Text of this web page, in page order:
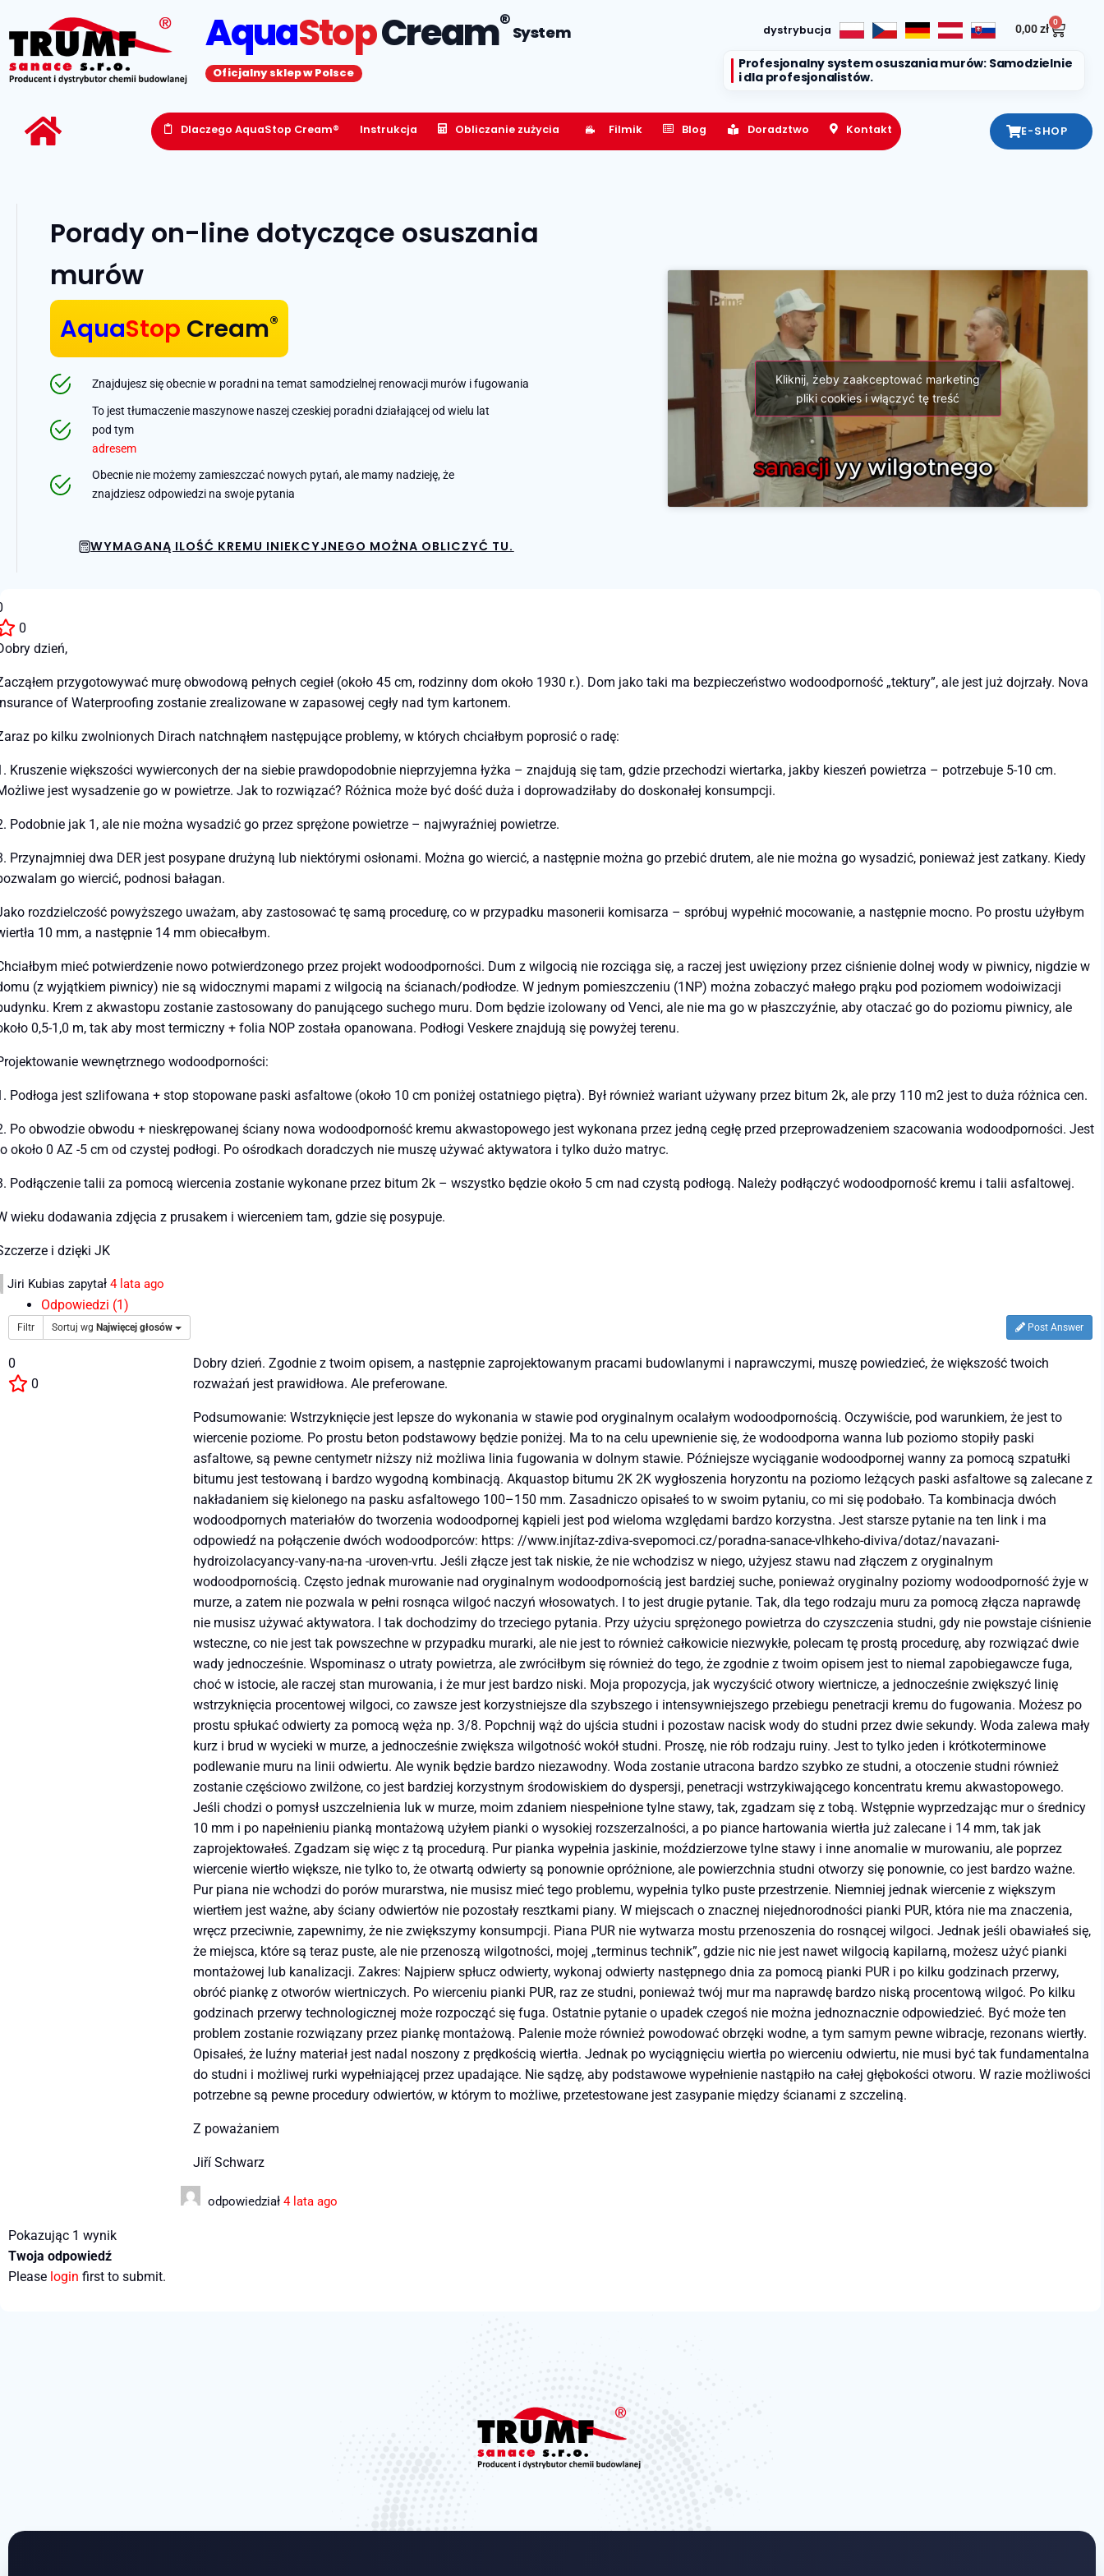
AquaStopCream®System
Oficjalny sklep w Polsce
dystrybucja 0,00zł
0
Profesjonalny system osuszania murów: Samodzielnie
i dla profesjonalistów.
Dlaczego AquaStop Cream® Instrukcja Obliczanie zużycia Filmik Blog Doradztwo Kontakt E-SHOP
Porady on-line dotyczące osuszania
murów
AquaStop Cream®
Znajdujesz się obecnie w poradni na temat samodzielnej renowacji murów i fugowania
To jest tłumaczenie maszynowe naszej czeskiej poradni działającej od wielu lat
pod tym
adresem
Obecnie nie możemy zamieszczać nowych pytań, ale mamy nadzieję, że
znajdziesz odpowiedzi na swoje pytania
WYMAGANĄ ILOŚĆ KREMU INIEKCYJNEGO MOŻNA OBLICZYĆ TU.
Kliknij, żeby zaakceptować marketing
pliki cookies i włączyć tę treść
0
dzień,
przygotowywać murę obwodową pełnych cegieł (około 45 cm, rodzinny dom około 1930 r.). Dom jako taki ma bezpieczeństwo wodoodporność „tektury”, ale jest już dojrzały. Nova
of Waterproofing zostanie zrealizowane w zapasowej cegły nad tym kartonem.
po kilku zwolnionych Dirach natchnąłem następujące problemy, w których chciałbym poprosić o radę:
Kruszenie większości wywierconych der na siebie prawdopodobnie nieprzyjemna łyżka – znajdują się tam, gdzie przechodzi wiertarka, jakby kieszeń powietrza – potrzebuje 5-10 cm.
jest wysadzenie go w powietrze. Jak to rozwiązać? Różnica może być dość duża i doprowadziłaby do doskonałej konsumpcji.
Podobnie jak 1, ale nie można wysadzić go przez sprężone powietrze – najwyraźniej powietrze.
Przynajmniej dwa DER jest posypane drużyną lub niektórymi osłonami. Można go wiercić, a następnie można go przebić drutem, ale nie można go wysadzić, ponieważ jest zatkany. Kiedy
go wiercić, podnosi bałagan.
rozdzielczość powyższego uważam, aby zastosować tę samą procedurę, co w przypadku masonerii komisarza – spróbuj wypełnić mocowanie, a następnie mocno. Po prostu użyłbym
10 mm, a następnie 14 mm obiecałbym.
mieć potwierdzenie nowo potwierdzonego przez projekt wodoodporności. Dum z wilgocią nie rozciąga się, a raczej jest uwięziony przez ciśnienie dolnej wody w piwnicy, nigdzie w
(z wyjątkiem piwnicy) nie są widocznymi mapami z wilgocią na ścianach/podłodze. W jednym pomieszczeniu (1NP) można zobaczyć małego prąku pod poziomem wodoiwizacji
Krem z akwastopu zostanie zastosowany do panującego suchego muru. Dom będzie izolowany od Venci, ale nie ma go w płaszczyźnie, aby otaczać go do poziomu piwnicy, ale
0,5-1,0 m, tak aby most termiczny + folia NOP została opanowana. Podłogi Veskere znajdują się powyżej terenu.
wewnętrznego wodoodporności:
Podłoga jest szlifowana + stop stopowane paski asfaltowe (około 10 cm poniżej ostatniego piętra). Był również wariant używany przez bitum 2k, ale przy 110 m2 jest to duża różnica cen.
Po obwodzie obwodu + nieskrępowanej ściany nowa wodoodporność kremu akwastopowego jest wykonana przez jedną cegłę przed przeprowadzeniem szacowania wodoodporności. Jest
około 0 AZ -5 cm od czystej podłogi. Po ośrodkach doradczych nie muszę używać aktywatora i tylko dużo matryc.
Podłączenie talii za pomocą wiercenia zostanie wykonane przez bitum 2k – wszystko będzie około 5 cm nad czystą podłogą. Należy podłączyć wodoodporność kremu i talii asfaltowej.
wieku dodawania zdjęcia z prusakem i wierceniem tam, gdzie się posypuje.
i dzięki JK
Jiri Kubias zapytał 4 lata ago
Odpowiedzi (1)
Filtr Sortuj wg Najwięcej głosów Post Answer
0
0
Dobry dzień. Zgodnie z twoim opisem, a następnie zaprojektowanym pracami budowlanymi i naprawczymi, muszę powiedzieć, że większość twoich
rozważań jest prawidłowa. Ale preferowane.
Podsumowanie: Wstrzyknięcie jest lepsze do wykonania w stawie pod oryginalnym ocalałym wodoodpornością. Oczywiście, pod warunkiem, że jest to
wiercenie poziome. Po prostu beton podstawowy będzie poniżej. Ma to na celu upewnienie się, że wodoodporna wanna lub poziomo stopiły paski
asfaltowe, są pewne centymetr niższy niż możliwa linia fugowania w dolnym stawie. Późniejsze wyciąganie wodoodpornej wanny za pomocą szpatułki
bitumu jest testowaną i bardzo wygodną kombinacją. Akquastop bitumu 2K 2K wygłoszenia horyzontu na poziomo leżących paski asfaltowe są zalecane z
nakładaniem się kielonego na pasku asfaltowego 100–150 mm. Zasadniczo opisałeś to w swoim pytaniu, co mi się podobało. Ta kombinacja dwóch
wodoodpornych materiałów do tworzenia wodoodpornej kąpieli jest pod wieloma względami bardzo korzystna. Jest starsze pytanie na ten link i ma
odpowiedź na połączenie dwóch wodoodporców: https: //www.injítaz-zdiva-svepomoci.cz/poradna-sanace-vlhkeho-diviva/dotaz/navazani-
hydroizolacyancy-vany-na-na -uroven-vrtu. Jeśli złącze jest tak niskie, że nie wchodzisz w niego, użyjesz stawu nad złączem z oryginalnym
wodoodpornością. Często jednak murowanie nad oryginalnym wodoodpornością jest bardziej suche, ponieważ oryginalny poziomy wodoodporność żyje w
murze, a zatem nie pozwala w pełni rosnąca wilgoć naczyń włosowatych. I to jest drugie pytanie. Tak, dla tego rodzaju muru za pomocą złącza naprawdę
nie musisz używać aktywatora. I tak dochodzimy do trzeciego pytania. Przy użyciu sprężonego powietrza do czyszczenia studni, gdy nie powstaje ciśnienie
wsteczne, co nie jest tak powszechne w przypadku murarki, ale nie jest to również całkowicie niezwykłe, polecam tę prostą procedurę, aby rozwiązać dwie
wady jednocześnie. Wspominasz o utraty powietrza, ale zwróciłbym się również do tego, że zgodnie z twoim opisem jest to niemal zapobiegawcze fuga,
choć w istocie, ale raczej stan murowania, i że mur jest bardzo niski. Moja propozycja, jak wyczyścić otwory wiertnicze, a jednocześnie zwiększyć linię
wstrzyknięcia procentowej wilgoci, co zawsze jest korzystniejsze dla szybszego i intensywniejszego przebiegu penetracji kremu do fugowania. Możesz po
prostu spłukać odwierty za pomocą węża np. 3/8. Popchnij wąż do ujścia studni i pozostaw nacisk wody do studni przez dwie sekundy. Woda zalewa mały
kurz i brud w wycieki w murze, a jednocześnie zwiększa wilgotność wokół studni. Proszę, nie rób rodzaju ruiny. Jest to tylko jeden i krótkoterminowe
podlewanie muru na linii odwiertu. Ale wynik będzie bardzo niezawodny. Woda zostanie utracona bardzo szybko ze studni, a otoczenie studni również
zostanie częściowo zwilżone, co jest bardziej korzystnym środowiskiem do dyspersji, penetracji wstrzykiwającego koncentratu kremu akwastopowego.
Jeśli chodzi o pomysł uszczelnienia luk w murze, moim zdaniem niespełnione tylne stawy, tak, zgadzam się z tobą. Wstępnie wyprzedzając mur o średnicy
10 mm i po napełnieniu pianką montażową użyłem pianki o wysokiej rozszerzalności, a po piance hartowania wiertła już zalecane i 14 mm, tak jak
zaprojektowałeś. Zgadzam się więc z tą procedurą. Pur pianka wypełnia jaskinie, moździerzowe tylne stawy i inne anomalie w murowaniu, ale poprzez
wiercenie wiertło większe, nie tylko to, że otwartą odwierty są ponownie opróżnione, ale powierzchnia studni otworzy się ponownie, co jest bardzo ważne.
Pur piana nie wchodzi do porów murarstwa, nie musisz mieć tego problemu, wypełnia tylko puste przestrzenie. Niemniej jednak wiercenie z większym
wiertłem jest ważne, aby ściany odwiertów nie pozostały resztkami piany. W miejscach o znacznej niejednorodności pianki PUR, która nie ma znaczenia,
wręcz przeciwnie, zapewnimy, że nie zwiększymy konsumpcji. Piana PUR nie wytwarza mostu przenoszenia do rosnącej wilgoci. Jednak jeśli obawiałeś się,
że miejsca, które są teraz puste, ale nie przenoszą wilgotności, mojej „terminus technik”, gdzie nic nie jest nawet wilgocią kapilarną, możesz użyć pianki
montażowej lub kanalizacji. Zakres: Najpierw spłucz odwierty, wykonaj odwierty następnego dnia za pomocą pianki PUR i po kilku godzinach przerwy,
obróć piankę z otworów wiertniczych. Po wierceniu pianki PUR, raz ze studni, ponieważ twój mur ma naprawdę bardzo niską procentową wilgoć. Po kilku
godzinach przerwy technologicznej może rozpocząć się fuga. Ostatnie pytanie o upadek czegoś nie można jednoznacznie odpowiedzieć. Być może ten
problem zostanie rozwiązany przez piankę montażową. Palenie może również powodować obrzęki wodne, a tym samym pewne wibracje, rezonans wiertły.
Opisałeś, że luźny materiał jest nadal noszony z prędkością wiertła. Jednak po wyciągnięciu wiertła po wierceniu odwiertu, nie musi być tak fundamentalna
do studni i możliwej rurki wypełniającej przez upadające. Nie sądzę, aby podstawowe wypełnienie nastąpiło na całej głębokości otworu. W razie możliwości
potrzebne są pewne procedury odwiertów, w którym to możliwe, przetestowane jest zasypanie między ścianami z szczeliną.
Z poważaniem
Jiří Schwarz
odpowiedział 4 lata ago
Pokazując 1 wynik
Twoja odpowiedź
Please login first to submit.